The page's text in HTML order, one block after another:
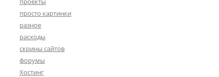
просто картинки
разное
расходы
скрины сайтов
форумы
Хостинг